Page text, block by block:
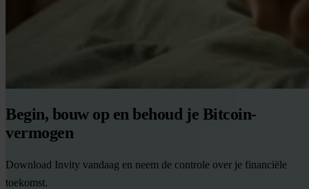
Begin, bouw op en behoud je Bitcoin-
vermogen
Download Invity vandaag en neem de controle over je financiële
toekomst.